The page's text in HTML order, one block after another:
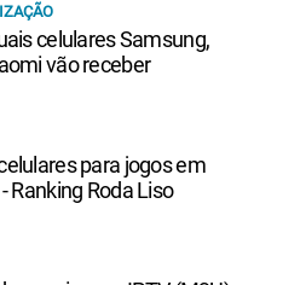
celulares Samsung,
vão receber
para jogos em
Ranking Roda Liso